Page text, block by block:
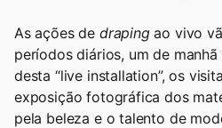
As ações de drapingao vivo
períodos diários, um de
desta “live installation”, os
exposição fotográfica dos
pela beleza e o talento de